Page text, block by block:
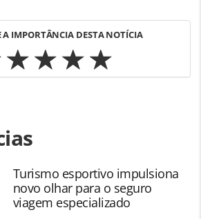
A IMPORTÂNCIA DESTA NOTÍCIA
agencias-de-
2022/11/veja-quem-esta-no-
2022-fotos_192954.html ou as
na página. Todo o conteúdo
Editora é protegido pela
direito autoral. Não reproduza o
Turismo esportivo impulsiona
novo olhar para o seguro
viagem especializado